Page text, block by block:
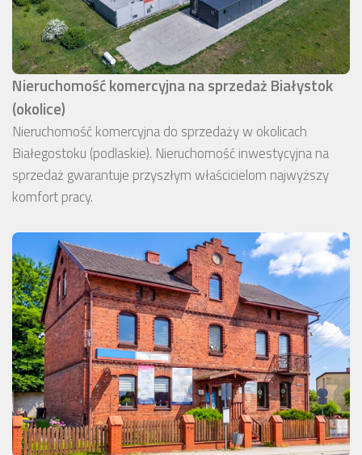
Nieruchomość komercyjna na sprzedaż Białystok
(okolice)
Nieruchomość komercyjna do sprzedaży w okolicach
Białegostoku (podlaskie). Nieruchomość inwestycyjna na
sprzedaż gwarantuje przyszłym właścicielom najwyższy
komfort pracy.